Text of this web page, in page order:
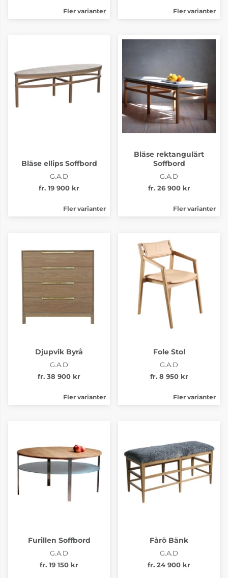
Fler varianter Fler varianter
Bläse ellips Soffbord
G.A.D
fr. 19 900 kr
Fler varianter
Bläse rektangulärt
Soffbord
G.A.D
fr. 26 900 kr
Fler varianter
Djupvik Byrå
G.A.D
fr. 38 900 kr
Fler varianter
Fole Stol
G.A.D
fr. 8 950 kr
Fler varianter
Furillen Soffbord
G.A.D
fr. 19 150 kr
Fårö Bänk
G.A.D
fr. 24 900 kr